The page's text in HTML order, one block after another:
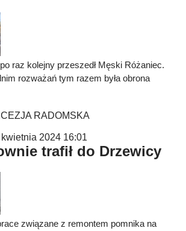
raz kolejny przeszedł Męski Różaniec.
rozważań tym razem była obrona
RADOMSKA
2024 16:01
trafił do Drzewicy
związane z remontem pomnika na